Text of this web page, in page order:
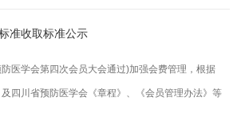
100元/年，由本会统一收取；3、名誉会员：免收会
准收取标准公示
医学会第四次会员大会通过)加强会费管理，根据
及四川省预防医学会《章程》、《会员管理办法》等
标准。一、本会会费标准及缴纳方式（一）会费标